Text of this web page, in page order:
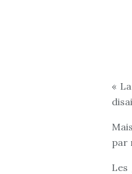
«
par
Les